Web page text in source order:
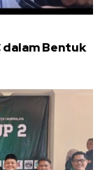
dalam Bentuk